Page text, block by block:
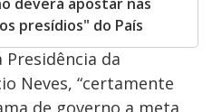
presídios" do País
Presidência da
Neves, “certamente
de governo a meta